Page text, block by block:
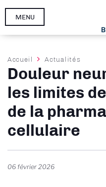
Aller
MENU
Fil
d'Ariane
Accueil Actualités
Douleur
les limites
de la
cellulaire
06 février 2026